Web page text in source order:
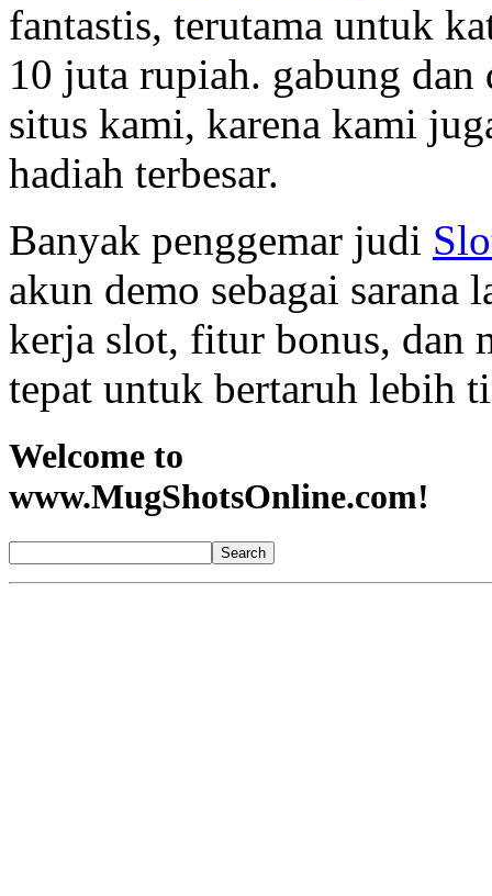
fantastis, terutama untuk
10 juta rupiah. gabung dan
situs kami, karena kami
hadiah terbesar.
Banyak penggemar judi
akun demo sebagai sarana
kerja slot, fitur bonus, dan
tepat untuk bertaruh lebih
Welcome to
www.MugShotsOnline.com!